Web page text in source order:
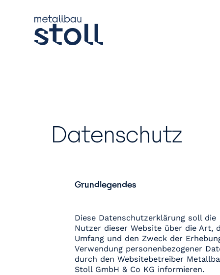
springen
Datenschutz
Grundlegendes
Diese Datenschutzerklärung soll die
Nutzer dieser Website über die Art,
Umfang und den Zweck der
Verwendung personenbezogener
durch den Websitebetreiber
Stoll GmbH & Co KG informieren.